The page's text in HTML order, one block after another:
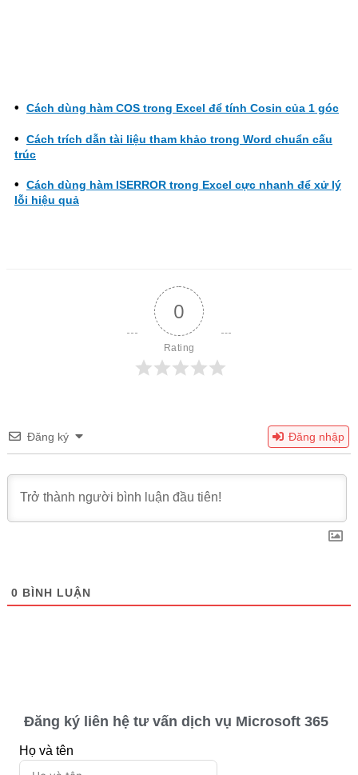
Cách dùng hàm COS trong Excel để tính Cosin của 1 góc
Cách trích dẫn tài liệu tham khảo trong Word chuẩn cấu
trúc
Cách dùng hàm ISERROR trong Excel cực nhanh để xử lý
lỗi hiệu quả
0
Rating
Đăng ký Đăng nhập
0 BÌNH LUẬN
Đăng ký liên hệ tư vấn dịch vụ Microsoft 365
Họ và tên